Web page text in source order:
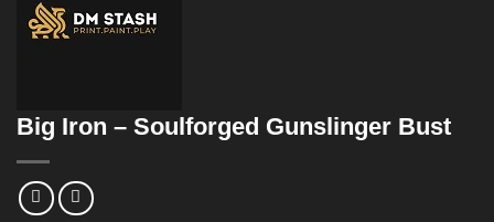
Big Iron – Soulforged Gunslinger Bust